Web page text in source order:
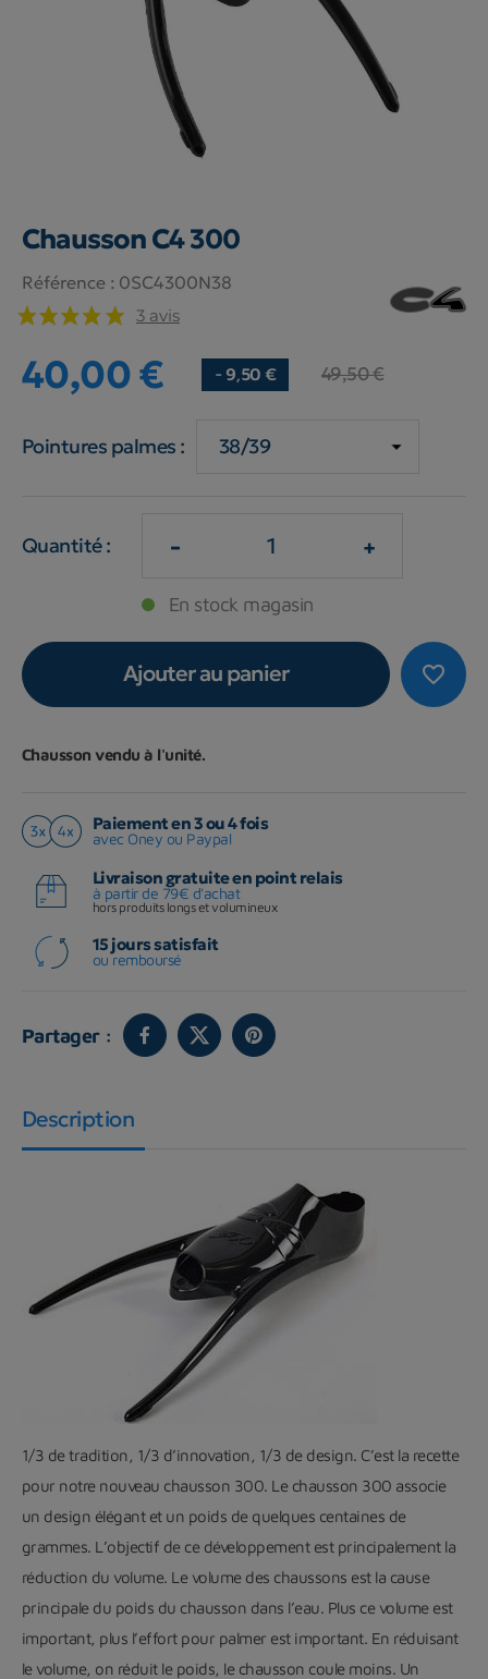
Chausson C4 300
Référence : 0SC4300N38
3 avis
40,00 € - 9,50 € 49,50 €
Pointures palmes :
Quantité : - +
En stock magasin
favorite_border
Ajouter au panier
Chausson vendu à l'unité.
Paiement en 3 ou 4 fois
avec Oney ou Paypal
Livraison gratuite en point relais
à partir de 79€ d'achat
hors produits longs et volumineux
15 jours satisfait
ou remboursé
Partager :
Description
1/3 de tradition, 1/3 d’innovation, 1/3 de design. C’est la recette
pour notre nouveau chausson 300. Le chausson 300 associe
un design élégant et un poids de quelques centaines de
grammes. L’objectif de ce développement est principalement la
réduction du volume. Le volume des chaussons est la cause
principale du poids du chausson dans l’eau. Plus ce volume est
important, plus l’effort pour palmer est important. En réduisant
le volume, on réduit le poids, le chausson coule moins. Un